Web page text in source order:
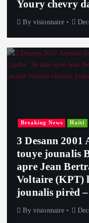
Youry chevry
By visionnaire
Breaking News Haiti
3 Desann 2001
touye jounalis
apre Jean
Voltaire (KPT)
jounalis pirèd
By visionnaire